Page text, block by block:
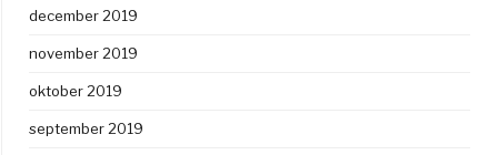
december 2019
november 2019
oktober 2019
september 2019